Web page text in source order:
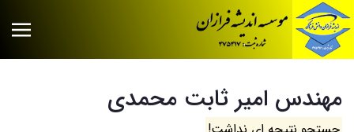
مهندس امیر ثابت محمدی